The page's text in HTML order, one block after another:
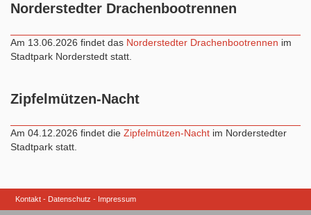
Norderstedter Drachenbootrennen
Am 13.06.2026 findet das Norderstedter Drachenbootrennen im
Stadtpark Norderstedt statt.
Zipfelmützen-Nacht
Am 04.12.2026 findet die Zipfelmützen-Nacht im Norderstedter
Stadtpark statt.
Kontakt Datenschutz Impressum